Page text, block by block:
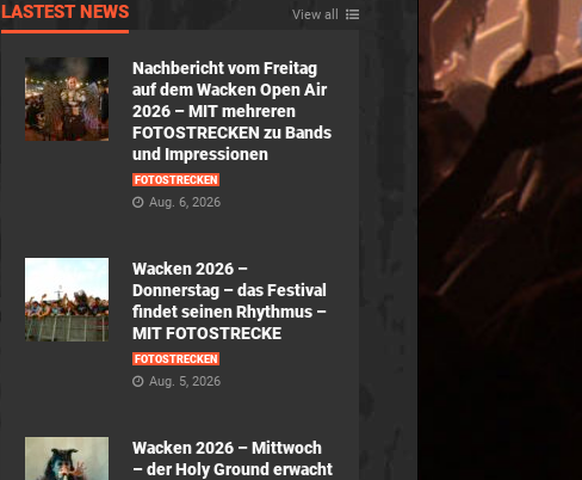
LASTEST NEWS View all
Nachbericht vom Freitag
auf dem Wacken Open Air
2026 – MIT mehreren
FOTOSTRECKEN zu Bands
und Impressionen
FOTOSTRECKEN
Aug. 6, 2026
Wacken 2026 –
Donnerstag – das Festival
findet seinen Rhythmus –
MIT FOTOSTRECKE
FOTOSTRECKEN
Aug. 5, 2026
Wacken 2026 – Mittwoch
– der Holy Ground erwacht